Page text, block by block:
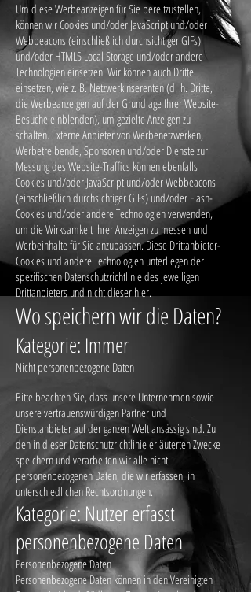
Um diese Werbeanzeigen für Sie bereitzustellen,
können wir Cookies und/oder JavaScript und/oder
Webbeacons (einschließlich durchsichtiger GIFs)
und/oder HTML5 Local Storage und/oder andere
Technologien einsetzen. Wir können auch Dritte
einsetzen, wie z. B. Netzwerkinserenten (d. h. Dritte,
die Werbeanzeigen auf der Grundlage Ihrer Website-
Besuche einblenden), um gezielte Anzeigen zu
schalten. Externe Anbieter von Werbenetzwerken,
Werbetreibende, Sponsoren und/oder Dienste zur
Messung des Website-Traffics können ebenfalls
Cookies und/oder JavaScript und/oder Webbeacons
(einschließlich durchsichtiger GIFs) und/oder Flash-
Cookies und/oder andere Technologien verwenden,
um die Wirksamkeit ihrer Anzeigen zu messen und
Werbeinhalte für Sie anzupassen. Diese Drittanbieter-
Cookies und andere Technologien unterliegen der
spezifischen Datenschutzrichtlinie des jeweiligen
Drittanbieters und nicht dieser hier.
Wo speichern wir die Daten?
Kategorie: Immer
Nicht personenbezogene Daten
Bitte beachten Sie, dass unsere Unternehmen sowie
unsere vertrauenswürdigen Partner und
Dienstanbieter auf der ganzen Welt ansässig sind. Zu
den in dieser Datenschutzrichtlinie erläuterten Zwecke
speichern und verarbeiten wir alle nicht
personenbezogenen Daten, die wir erfassen, in
unterschiedlichen Rechtsordnungen.
Kategorie: Nutzer erfasst
personenbezogene Daten
Personenbezogene Daten
Personenbezogene Daten können in den Vereinigten